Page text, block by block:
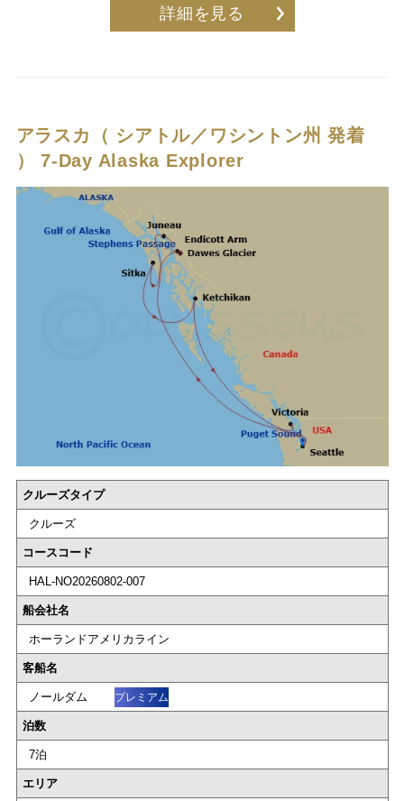
詳細を見る
アラスカ（ シアトル／ワシントン州 発着
） 7-Day Alaska Explorer
クルーズタイプ
クルーズ
コースコード
HAL-NO20260802-007
船会社名
ホーランドアメリカライン
客船名
ノールダム プレミアム
泊数
7泊
エリア